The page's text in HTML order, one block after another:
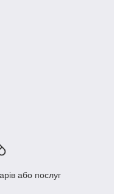
або послуг